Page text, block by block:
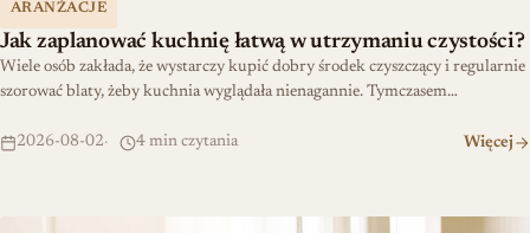
ARANŻACJE
Jak zaplanować kuchnię łatwą w utrzymaniu czystości?
Wiele osób zakłada, że wystarczy kupić dobry środek czyszczący i regularnie
szorować blaty, żeby kuchnia wyglądała nienagannie. Tymczasem…
2026-08-02 4 min czytania Więcej